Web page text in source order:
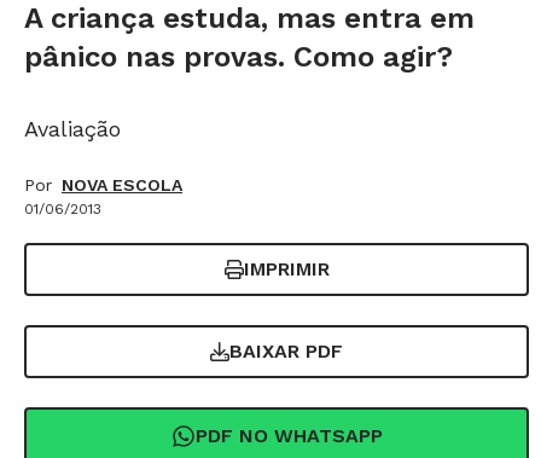
A criança estuda, mas entra em
pânico nas provas. Como agir?
Avaliação
Por NOVA ESCOLA
01/06/2013
IMPRIMIR
BAIXAR PDF
PDF NO WHATSAPP